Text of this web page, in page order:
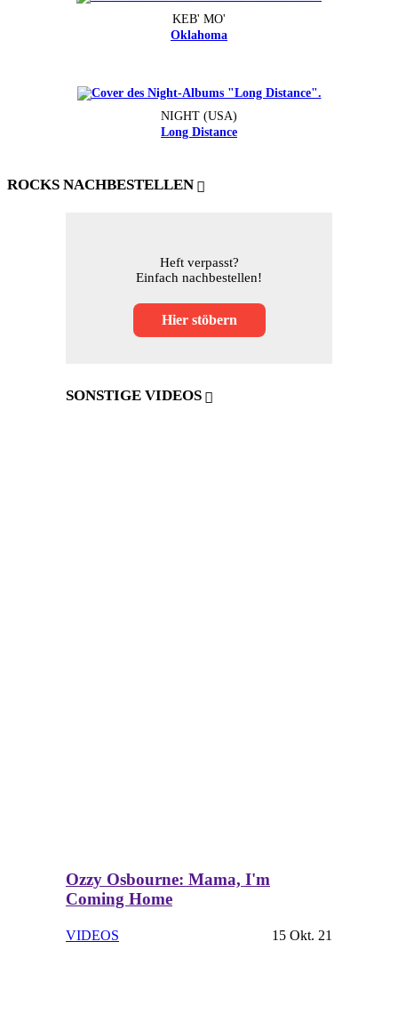
KEB' MO'
Oklahoma
NIGHT (USA)
Long Distance
ROCKS NACHBESTELLEN
Heft verpasst?
Einfach nachbestellen!
Hier stöbern
SONSTIGE VIDEOS
Ozzy Osbourne: Mama, I'm
Coming Home
VIDEOS 15 Okt. 21